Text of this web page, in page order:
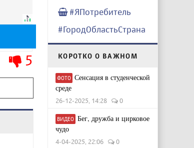
5
#ЯПотребитель
#ГородОбластьСтрана
КОРОТКО О ВАЖНОМ
ФОТО Сенсация в студенческой
среде
26-12-2025, 14:28 0
ВИДЕО Бег, дружба и цирковое
чудо
4-04-2025, 22:06 0